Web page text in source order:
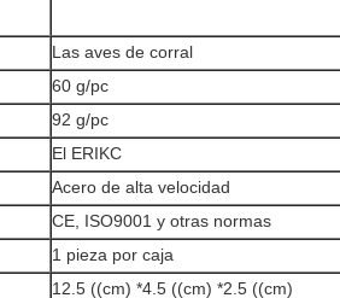
Las aves de corral
60 g/pc
92 g/pc
El ERIKC
Acero de alta velocidad
CE, ISO9001 y otras normas
1 pieza por caja
12.5 ((cm) *4.5 ((cm) *2.5 ((cm)